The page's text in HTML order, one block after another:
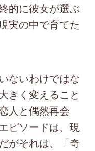
的に彼女が選ぶ
実の中で育てた
ないわけではな
きく変えること
人と偶然再会
ピソードは、現
がそれは、「奇